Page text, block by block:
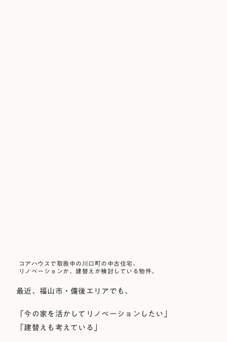
コアハウスで取扱中の川口町の中古住宅。
リノベーションか、建替えか検討している物件。
最近、福山市・備後エリアでも、
「今の家を活かしてリノベーションしたい」
「建替えも考えている」